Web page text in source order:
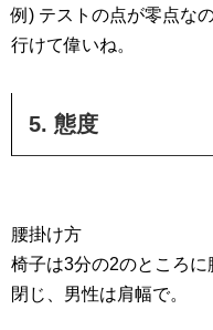
例) テストの点が零点な
行けて偉いね。
5. 態度
腰掛け方
椅子は3分の2のところ
閉じ、男性は肩幅で。